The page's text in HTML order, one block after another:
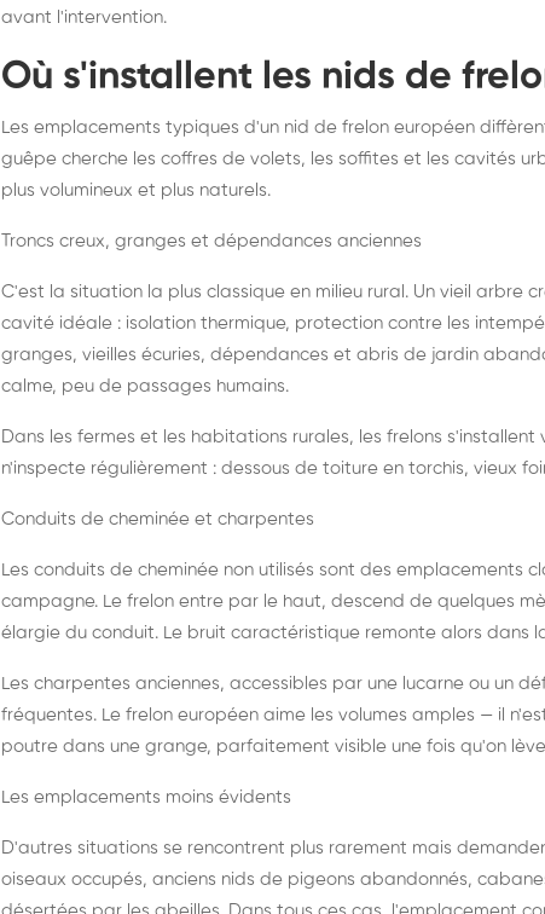
avant l'intervention.
Où s'installent les nids de
Les emplacements typiques d'un nid de frelon européen
guêpe cherche les coffres de volets, les soffites et les cavités
plus volumineux et plus naturels.
Troncs creux, granges et dépendances anciennes
C'est la situation la plus classique en milieu rural. Un vieil arbre
cavité idéale : isolation thermique, protection contre les
granges, vieilles écuries, dépendances et abris de jardin
calme, peu de passages humains.
Dans les fermes et les habitations rurales, les frelons
n'inspecte régulièrement : dessous de toiture en torchis, vieux
Conduits de cheminée et charpentes
Les conduits de cheminée non utilisés sont des emplacements
campagne. Le frelon entre par le haut, descend de quelques
élargie du conduit. Le bruit caractéristique remonte alors dans
Les charpentes anciennes, accessibles par une lucarne ou un
fréquentes. Le frelon européen aime les volumes amples — il
poutre dans une grange, parfaitement visible une fois qu'on
Les emplacements moins évidents
D'autres situations se rencontrent plus rarement mais
oiseaux occupés, anciens nids de pigeons abandonnés,